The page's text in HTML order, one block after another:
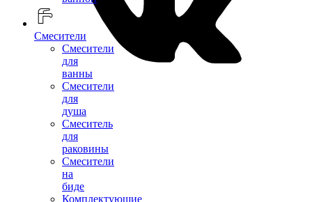
Смесители
Смесители
для
ванны
Смесители
для
душа
Смеситель
для
раковины
Смесители
на
биде
Комплектующие